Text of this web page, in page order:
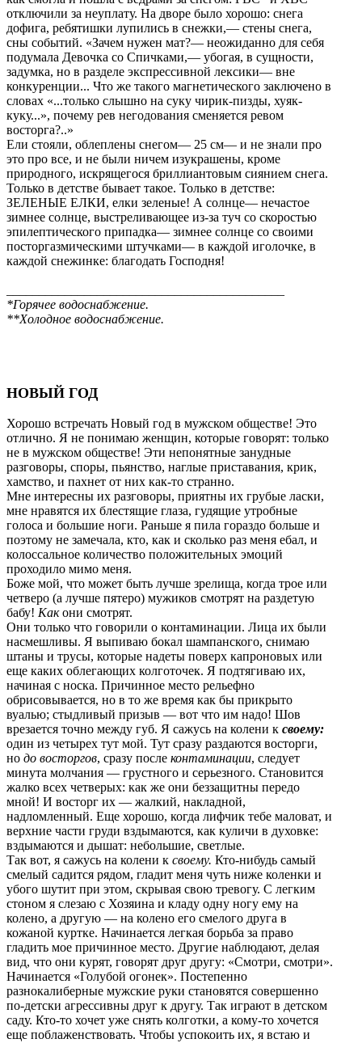
отключили за неуплату. На дворе было хорошо: снега
дофига, ребятишки лупились в снежки,— стены снега,
сны событий. «Зачем нужен мат?— неожиданно для себя
подумала Девочка со Спичками,— убогая, в сущности,
задумка, но в разделе экспрессивной лексики— вне
конкуренции... Что же такого магнетического заключено в
словах «...только слышно на суку чирик-пизды, хуяк-
куку...», почему рев негодования сменяется ревом
восторга?..»
Ели стояли, облеплены снегом— 25 см— и не знали про
это про все, и не были ничем изукрашены, кроме
природного, искрящегося бриллиантовым сиянием снега.
Только в детстве бывает такое. Только в детстве:
ЗЕЛЕНЫЕ ЕЛКИ, елки зеленые! А солнце— нечастое
зимнее солнце, выстреливающее из-за туч со скоростью
эпилептического припадка— зимнее солнце со своими
посторгазмическими штучками— в каждой иголочке, в
каждой снежинке: благодать Господня!
*Горячее водоснабжение.
**Холодное водоснабжение.
НОВЫЙ ГОД
Хорошо встречать Новый год в мужском обществе! Это
отлично. Я не понимаю женщин, которые говорят: только
не в мужском обществе! Эти непонятные занудные
разговоры, споры, пьянство, наглые приставания, крик,
хамство, и пахнет от них как-то странно.
Мне интересны их разговоры, приятны их грубые ласки,
мне нравятся их блестящие глаза, гудящие утробные
голоса и большие ноги. Раньше я пила гораздо больше и
поэтому не замечала, кто, как и сколько раз меня ебал, и
колоссальное количество положительных эмоций
проходило мимо меня.
Боже мой, что может быть лучше зрелища, когда трое или
четверо (а лучше пятеро) мужиков смотрят на раздетую
бабу! Какони смотрят.
Они только что говорили о контаминации. Лица их были
насмешливы. Я выпиваю бокал шампанского, снимаю
штаны и трусы, которые надеты поверх капроновых или
еще каких облегающих колготочек. Я подтягиваю их,
начиная с носка. Причинное место рельефно
обрисовывается, но в то же время как бы прикрыто
вуалью; стыдливый призыв — вот что им надо! Шов
врезается точно между губ. Я сажусь на колени к своему:
один из четырех тут мой. Тут сразу раздаются восторги,
но до восторгов, сразу после контаминации, следует
минута молчания — грустного и серьезного. Становится
жалко всех четверых: как же они беззащитны передо
мной! И восторг их — жалкий, накладной,
надломленный. Еще хорошо, когда лифчик тебе маловат, и
верхние части груди вздымаются, как куличи в духовке:
вздымаются и дышат: небольшие, светлые.
Так вот, я сажусь на колени к своему. Кто-нибудь самый
смелый садится рядом, гладит меня чуть ниже коленки и
убого шутит при этом, скрывая свою тревогу. С легким
стоном я слезаю с Хозяина и кладу одну ногу ему на
колено, а другую — на колено его смелого друга в
кожаной куртке. Начинается легкая борьба за право
гладить мое причинное место. Другие наблюдают, делая
вид, что они курят, говорят друг другу: «Смотри, смотри».
Начинается «Голубой огонек». Постепенно
разнокалиберные мужские руки становятся совершенно
по-детски агрессивны друг к другу. Так играют в детском
саду. Кто-то хочет уже снять колготки, а кому-то хочется
еще поблаженствовать. Чтобы успокоить их, я встаю и